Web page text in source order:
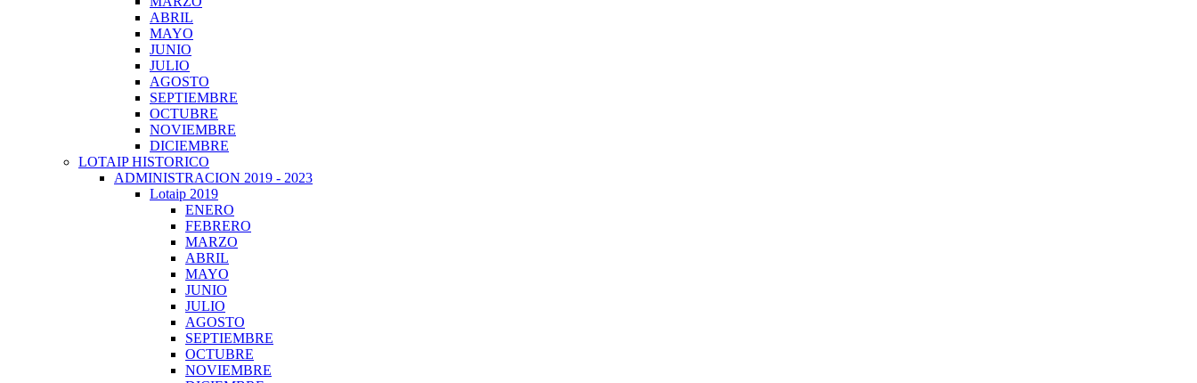
ABRIL
MAYO
JUNIO
JULIO
AGOSTO
SEPTIEMBRE
OCTUBRE
NOVIEMBRE
DICIEMBRE
LOTAIP HISTORICO
ADMINISTRACION 2019 - 2023
Lotaip 2019
ENERO
FEBRERO
MARZO
ABRIL
MAYO
JUNIO
JULIO
AGOSTO
SEPTIEMBRE
OCTUBRE
NOVIEMBRE